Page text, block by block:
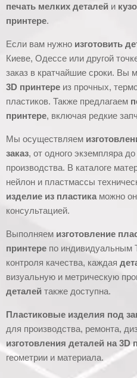
печать мелких деталей и
принтере.
Если вам нужно изготовить
Киеве, Одессе или другой
заказ в кратчайшие сроки. Вы
3D принтере из прочных,
пластиков. Также предлагаем
принтере, включая редкие
Мы осуществляем
заказ, от одного экземпляра
производства. В каталоге
нейлон и пластмассы
изделие из пластика можно
консультацией.
Выполняем изготовление
принтере по индивидуальным
контроля качества, каждая
визуальную и метрическую
деталей также доступна.
Пластиковые изделия под
для производства, ремонта,
изготовления деталей на 3D
геометрии и материала.